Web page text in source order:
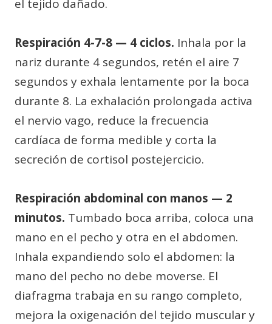
el tejido dañado.
Respiración 4-7-8 — 4 ciclos. Inhala por la
nariz durante 4 segundos, retén el aire 7
segundos y exhala lentamente por la boca
durante 8. La exhalación prolongada activa
el nervio vago, reduce la frecuencia
cardíaca de forma medible y corta la
secreción de cortisol postejercicio.
Respiración abdominal con manos — 2
minutos. Tumbado boca arriba, coloca una
mano en el pecho y otra en el abdomen.
Inhala expandiendo solo el abdomen: la
mano del pecho no debe moverse. El
diafragma trabaja en su rango completo,
mejora la oxigenación del tejido muscular y